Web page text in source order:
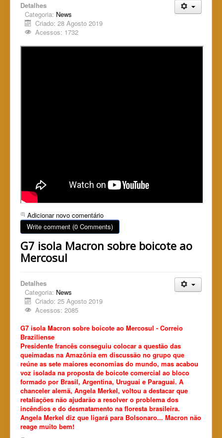
Detalhes
Categoria: News
Criado: 28 Agosto 2019
Acessos: 1732
Adicionar novo comentário
Write comment (0 Comments)
G7 isola Macron sobre boicote ao
Mercosul
Detalhes
Categoria: News
Criado: 25 Agosto 2019
Acessos: 2085
G7 isola Macron sobre boicote ao Mercosul - Correio
Braziliense
Presidente francês conseguiu colocar a questão das
queimadas na Amazônia em discussão no grupo que
reúne as sete maiores economias do mundo, mas acabou
voz isolada na proposta de boicote comercial ao bloco
formado por Brasil, Argentina, Uruguai e Paraguai. A
chanceler alemã, Angela Merkel, voltou a destacar que
retaliações não ajudarão a resolver o problema dos
incêndios e do desmatamento na floresta brasileira.
Angela Merkel diz que ligará para Bolsonaro... Macron não
reage muito bem!